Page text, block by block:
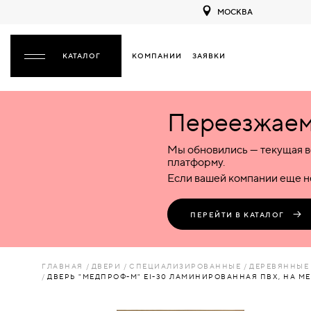
МОСКВА
КОМПАНИИ ЗАЯВКИ
НАЗАД
ПЛАСТИКОВЫЕ
КОМБИНИРОВАННЫЕ
ЛЮКИ
Межкомнатные
Деревянные
Пластиковые
Комбинированные
Входные
Металлические
Пластиковые
Стеклянные
Комбинированные
Специализированные
Металлические
Пластиковые
Стеклянные
Комбинированные
Мы обновились — текущая
платформу.
Если вашей компании еще
ПЕРЕЙТИ В КАТАЛОГ
ГЛАВНАЯ ДВЕРИ СПЕЦИАЛИЗИРОВАННЫЕ
ДЕРЕВЯННЫЕ
ДВЕРЬ "МЕДПРОФ-М" EI-30 ЛАМИНИРОВАННАЯ ПВХ, НА